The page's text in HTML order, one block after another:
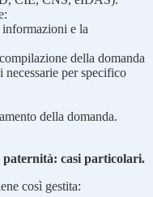
informazioni e la
della domanda
per specifico
della domanda.
casi particolari.
così gestita: